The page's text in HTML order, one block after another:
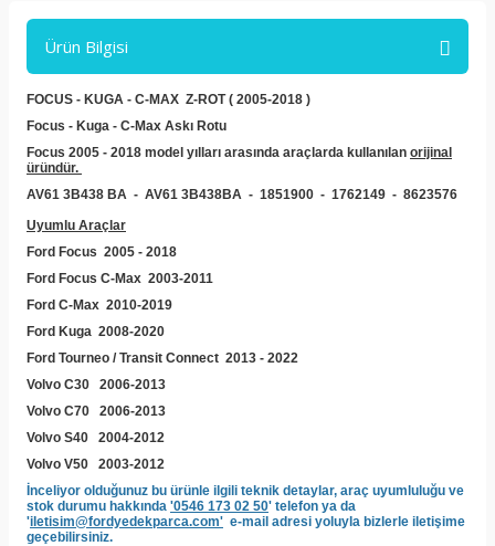
Ürün Bilgisi
FOCUS - KUGA - C-MAX Z-ROT ( 2005-2018 )
Focus - Kuga - C-Max Askı Rotu
Focus 2005 - 2018 model yılları arasında araçlarda kullanılan orijinal
üründür.
AV61 3B438 BA - AV61 3B438BA - 1851900 - 1762149 - 8623576
Uyumlu Araçlar
Ford Focus 2005 - 2018
Ford Focus C-Max 2003-2011
Ford C-Max 2010-2019
Ford Kuga 2008-2020
Ford Tourneo / Transit Connect 2013 - 2022
Volvo C30 2006-2013
Volvo C70 2006-2013
Volvo S40 2004-2012
Volvo V50 2003-2012
İnceliyor olduğunuz bu ürünle ilgili teknik detaylar, araç uyumluluğu ve
stok durumu hakkında '0546 173 02 50' telefon ya da
'iletisim@fordyedekparca.com' e-mail adresi yoluyla bizlerle iletişime
geçebilirsiniz.